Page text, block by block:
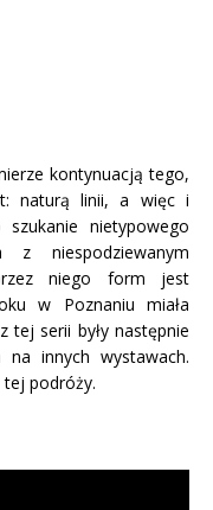
kontynuacją tego,
naturą linii, a więc i
nietypowego
niespodziewanym
niego form jest
w Poznaniu miała
tej serii były następnie
innych wystawach.
tej podróży.